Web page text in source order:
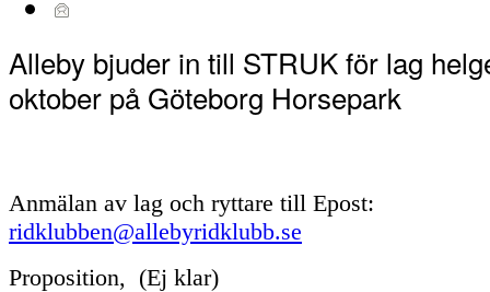
Alleby bjuder in till STRUK för lag
oktober på Göteborg Horsepark
Anmälan av lag och ryttare till Epost:
ridklubben@allebyridklubb.se
Proposition, (Ej klar)